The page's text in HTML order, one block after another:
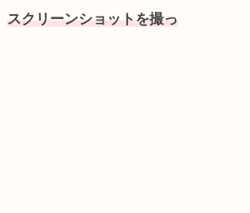
スクリーンショットを撮っ